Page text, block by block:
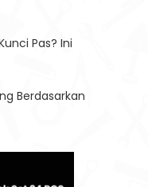
Pas? Ini
Berdasarkan